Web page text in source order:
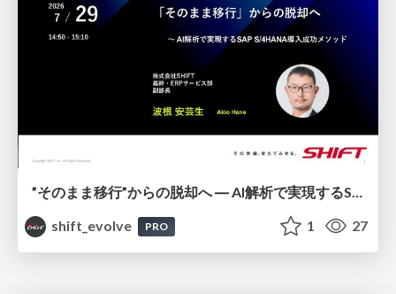
”そのまま移行”からの脱却へ ― AI解析で実現するSAP S/4HANA導入成功メソッド / 20260729 Akio Hane
shift_evolve
PRO 1 27